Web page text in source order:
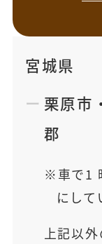
宮城県
栗原市
郡
車で1
にして
上記以